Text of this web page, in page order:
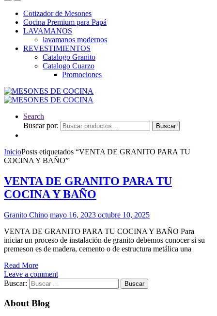
Cotizador de Mesones
Cocina Premium para Papá
LAVAMANOS
lavamanos modernos
REVESTIMIENTOS
Catalogo Granito
Catalogo Cuarzo
Promociones
Search
Buscar por:
Buscar
InicioPosts etiquetados “VENTA DE GRANITO PARA TU
COCINA Y BAÑO”
VENTA DE GRANITO PARA TU
COCINA Y BAÑO
Granito Chino mayo 16, 2023 octubre 10, 2025
VENTA DE GRANITO PARA TU COCINA Y BAÑO Para
iniciar un proceso de instalación de granito debemos conocer si su
premeson es de madera, cemento o de estructura metálica una
Read More
Leave a comment
Buscar:
About Blog